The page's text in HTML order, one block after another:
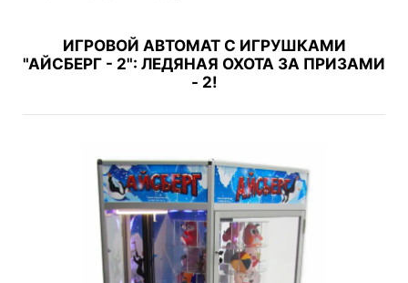
ИГРОВОЙ АВТОМАТ С ИГРУШКАМИ
"АЙСБЕРГ - 2": ЛЕДЯНАЯ ОХОТА ЗА ПРИЗАМИ
- 2!